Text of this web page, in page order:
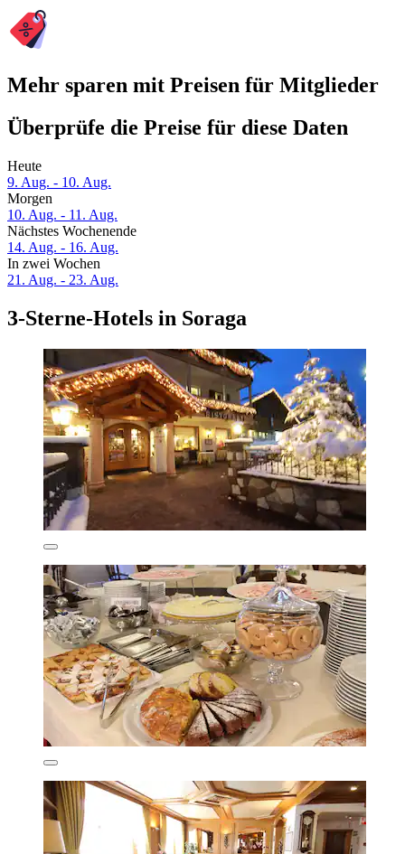
Mehr sparen mit Preisen für Mitglieder
Überprüfe die Preise für diese Daten
Heute
9. Aug. - 10. Aug.
Morgen
10. Aug. - 11. Aug.
Nächstes Wochenende
14. Aug. - 16. Aug.
In zwei Wochen
21. Aug. - 23. Aug.
3-Sterne-Hotels in Soraga